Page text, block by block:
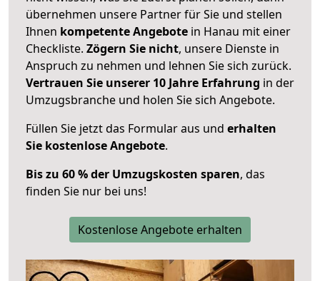
übernehmen unsere Partner für Sie und stellen
Ihnen kompetente Angebote in Hanau mit einer
Checkliste. Zögern Sie nicht, unsere Dienste in
Anspruch zu nehmen und lehnen Sie sich zurück.
Vertrauen Sie unserer 10 Jahre Erfahrung in der
Umzugsbranche und holen Sie sich Angebote.
Füllen Sie jetzt das Formular aus und erhalten
Sie kostenlose Angebote.
Bis zu 60 % der Umzugskosten sparen, das
finden Sie nur bei uns!
Kostenlose Angebote erhalten